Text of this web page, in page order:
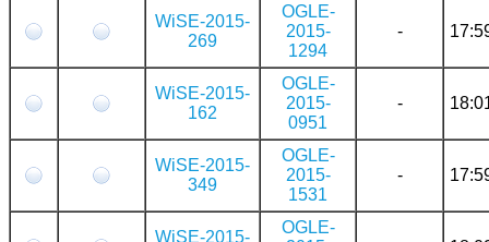
WiSE-2015-
269
OGLE-
2015-
1294
-
WiSE-2015-
162
OGLE-
2015-
0951
-
WiSE-2015-
349
OGLE-
2015-
1531
-
WiSE-2015-
OGLE-